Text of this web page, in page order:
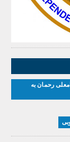
رحمان به